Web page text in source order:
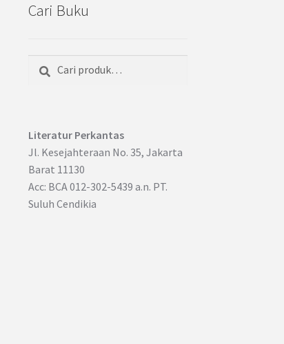
Cari Buku
Pencarian
Literatur Perkantas
Jl. Kesejahteraan No. 35, Jakarta
Barat 11130
Acc: BCA 012-302-5439 a.n. PT.
Suluh Cendikia